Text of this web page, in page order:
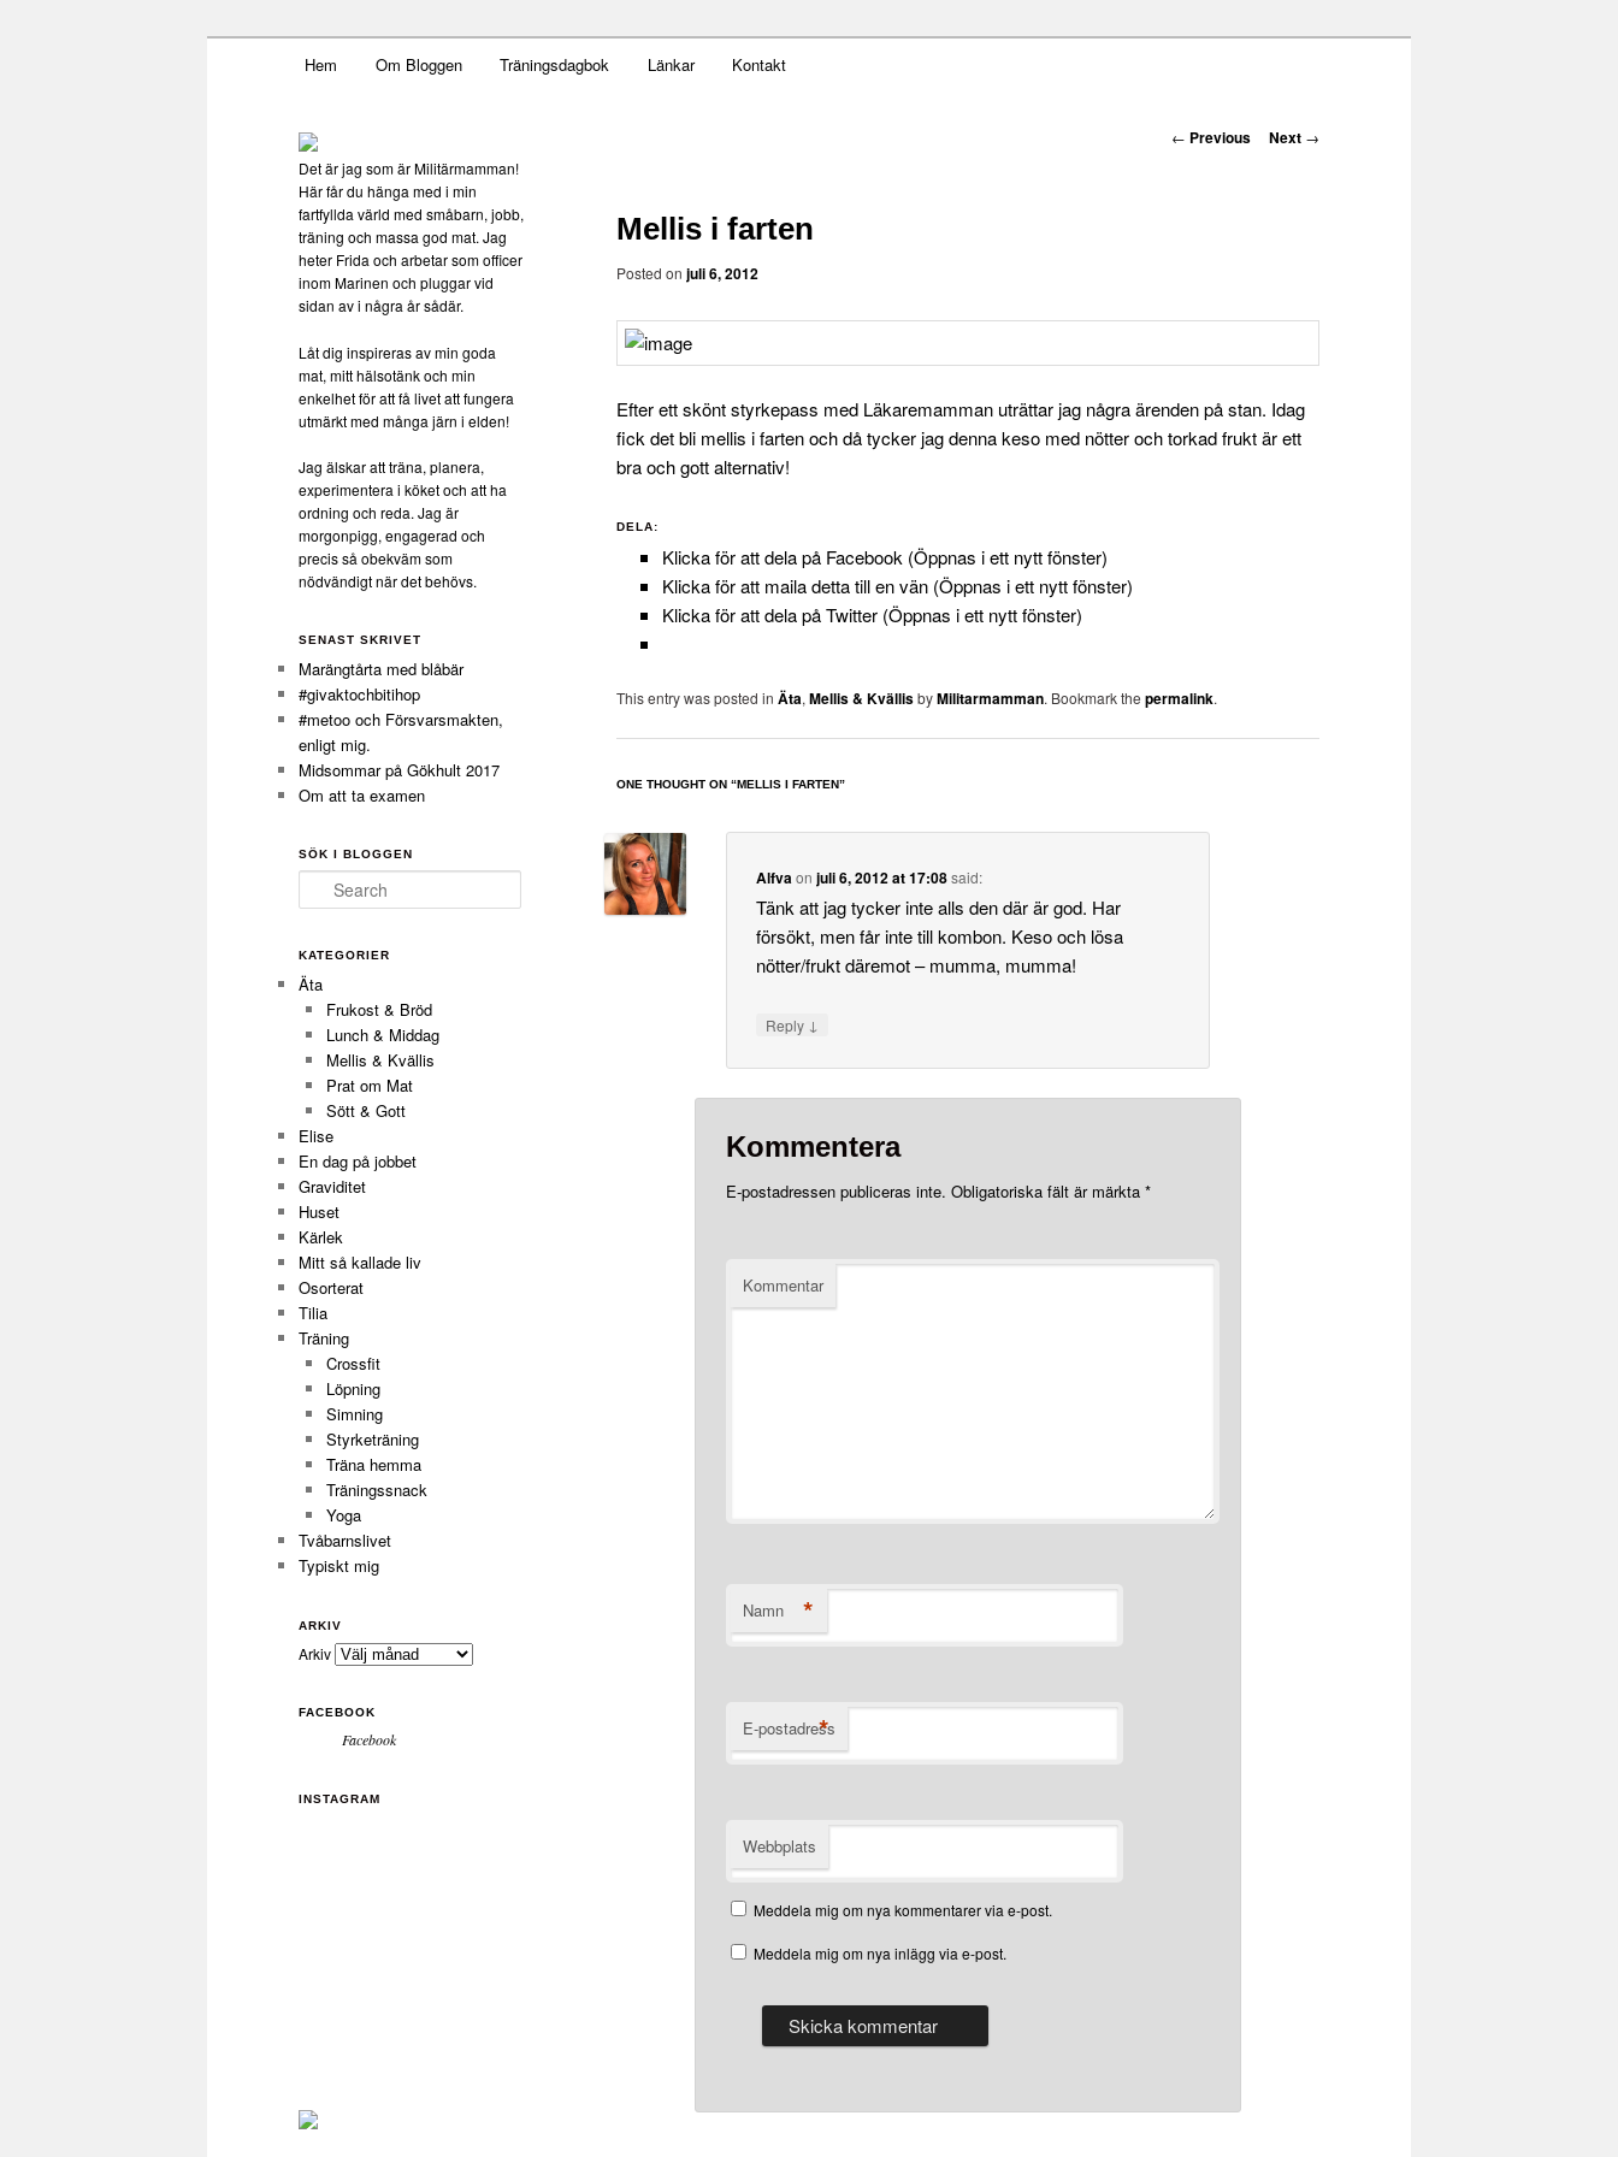
Militärmamman
Skip to primary content
Hem Om Bloggen Träningsdagbok Länkar Kontakt
Post navigation
← Previous Next →
Mellis i farten
Posted on juli 6, 2012
Efter ett skönt styrkepass med Läkaremamman uträttar jag några ärenden på stan. Idag
fick det bli mellis i farten och då tycker jag denna keso med nötter och torkad frukt är ett
bra och gott alternativ!
DELA:
Klicka för att dela på Facebook (Öppnas i ett nytt fönster)
Klicka för att maila detta till en vän (Öppnas i ett nytt fönster)
Klicka för att dela på Twitter (Öppnas i ett nytt fönster)
This entry was posted in Äta, Mellis & KvällisbyMilitarmamman. Bookmark the permalink.
ONE THOUGHT ON “MELLIS I FARTEN”
Alfvaonjuli 6, 2012 at 17:08said:
Tänk att jag tycker inte alls den där är god. Har
försökt, men får inte till kombon. Keso och lösa
nötter/frukt däremot – mumma, mumma!
Reply ↓
Kommentera
E-postadressen publiceras inte. Obligatoriska fält är märkta *
Kommentar
Namn *
E-postadress
*
Webbplats
Meddela mig om nya kommentarer via e-post.
Meddela mig om nya inlägg via e-post.
Det är jag som är Militärmamman!
Här får du hänga med i min
fartfyllda värld med småbarn, jobb,
träning och massa god mat. Jag
heter Frida och arbetar som officer
inom Marinen och pluggar vid
sidan av i några år sådär.
Låt dig inspireras av min goda
mat, mitt hälsotänk och min
enkelhet för att få livet att fungera
utmärkt med många järn i elden!
Jag älskar att träna, planera,
experimentera i köket och att ha
ordning och reda. Jag är
morgonpigg, engagerad och
precis så obekväm som
nödvändigt när det behövs.
SENAST SKRIVET
Marängtårta med blåbär
#givaktochbitihop
#metoo och Försvarsmakten,
enligt mig.
Midsommar på Gökhult 2017
Om att ta examen
SÖK I BLOGGEN
Search
KATEGORIER
Äta
Frukost & Bröd
Lunch & Middag
Mellis & Kvällis
Prat om Mat
Sött & Gott
Elise
En dag på jobbet
Graviditet
Huset
Kärlek
Mitt så kallade liv
Osorterat
Tilia
Träning
Crossfit
Löpning
Simning
Styrketräning
Träna hemma
Träningssnack
Yoga
Tvåbarnslivet
Typiskt mig
ARKIV
Arkiv
FACEBOOK
Facebook
INSTAGRAM